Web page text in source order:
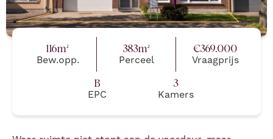
116m²
Bew.opp.
383m²
Perceel
€369.000
Vraagprijs
B
EPC
3
Kamers